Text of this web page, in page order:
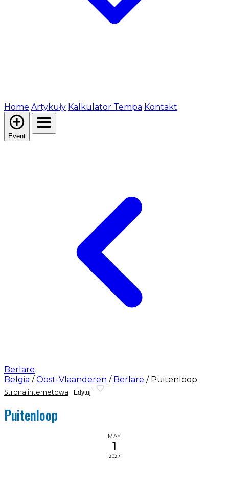
Home Artykuły Kalkulator Tempa Kontakt
Event
Berlare
Belgia / Oost-Vlaanderen / Berlare / Puitenloop
Strona internetowa Edytuj
Puitenloop
MAY
1
2027